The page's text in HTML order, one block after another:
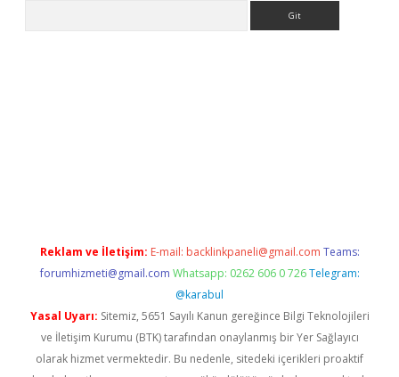
Reklam ve İletişim: E-mail: backlinkpaneli@gmail.com Teams:
forumhizmeti@gmail.com Whatsapp: 0262 606 0 726 Telegram:
@karabul
Yasal Uyarı: Sitemiz, 5651 Sayılı Kanun gereğince Bilgi Teknolojileri
ve İletişim Kurumu (BTK) tarafından onaylanmış bir Yer Sağlayıcı
olarak hizmet vermektedir. Bu nedenle, sitedeki içerikleri proaktif